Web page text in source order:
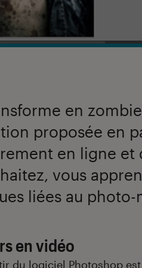
en
proposée en
en ligne et
vous
liées au photo-
en vidéo
du logiciel Photoshop